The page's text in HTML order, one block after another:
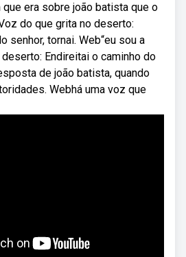
era sobre joão batista que o
do que grita no deserto:
senhor, tornai. Web“eu sou a
Endireitai o caminho do
de joão batista, quando
Webhá uma voz que